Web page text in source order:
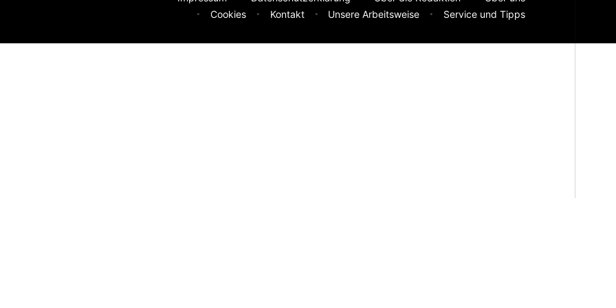
Cookies
Kontakt Unsere Arbeitsweise Service und Tipps